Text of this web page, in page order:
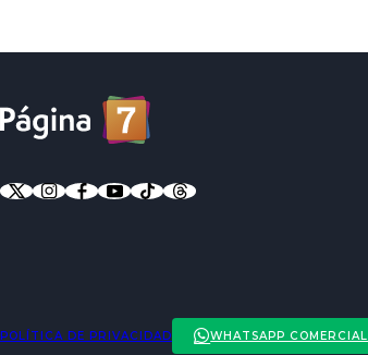
POLÍTICA DE PRIVACIDAD WHATSAPP COMERCIAL